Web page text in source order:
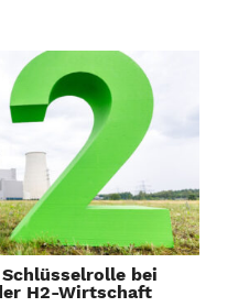
bei
H2-Wirtschaft